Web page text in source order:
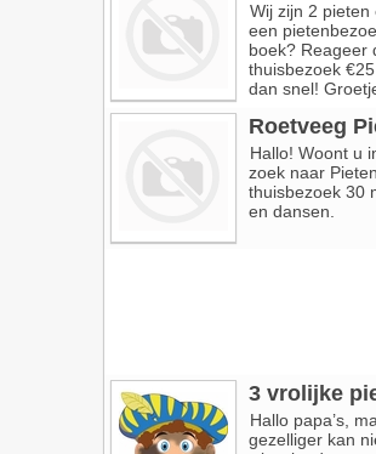
Wij zijn 2
een
boek? Reageer
thuisbezoek
dan snel!
Roetveeg
Hallo! Woont u
zoek naar
thuisbezoek 30
en dansen.
3 vrolijke
Hallo papa’s,
gezelliger kan